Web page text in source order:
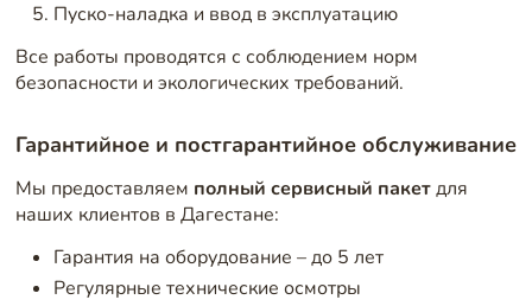
Пуско-наладка и ввод в эксплуатацию
Все работы проводятся с соблюдением норм
безопасности и экологических требований.
Гарантийное и постгарантийное обслуживание
Мы предоставляем полный сервисный пакетдля
наших клиентов в Дагестане:
Гарантия на оборудование – до 5 лет
Регулярные технические осмотры